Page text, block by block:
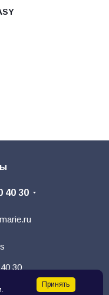
40 30
30
Принять